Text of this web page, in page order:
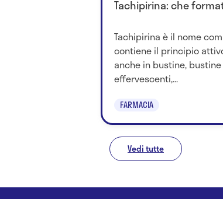
Tachipirina: che
Tachipirina è il nome
contiene il principio
anche in bustine,
effervescenti,...
FARMACIA
Vedi tutte